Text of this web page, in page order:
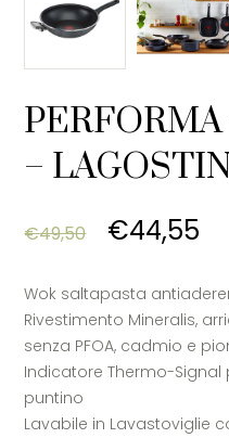
–
€49,50 Original
€44,55
Wok saltapasta
Rivestimento Mineralis,
senza PFOA, cadmio e
Indicatore Thermo-
puntino
Lavabile in Lavastoviglie